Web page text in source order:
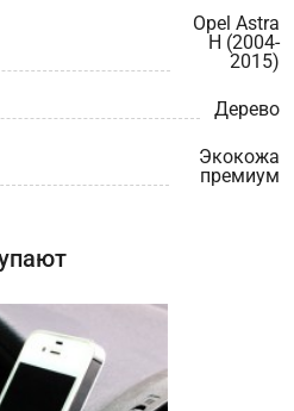
Opel Astra
H (2004-
2015)
Дерево
Экокожа
премиум